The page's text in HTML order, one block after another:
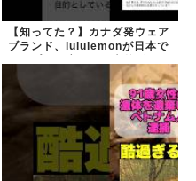
【知ってた？】カナダ発ウェア
ブランド、lululemonが日本で